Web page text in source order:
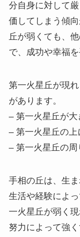
分自身に対して
価してしまう傾
丘が弱くても、
で、成功や幸福
第一火星丘が現
があります。
– 第一火星丘が
– 第一火星丘の
– 第一火星丘の
手相の丘は、生
生活や経験によ
一火星丘が弱く
努力によって強